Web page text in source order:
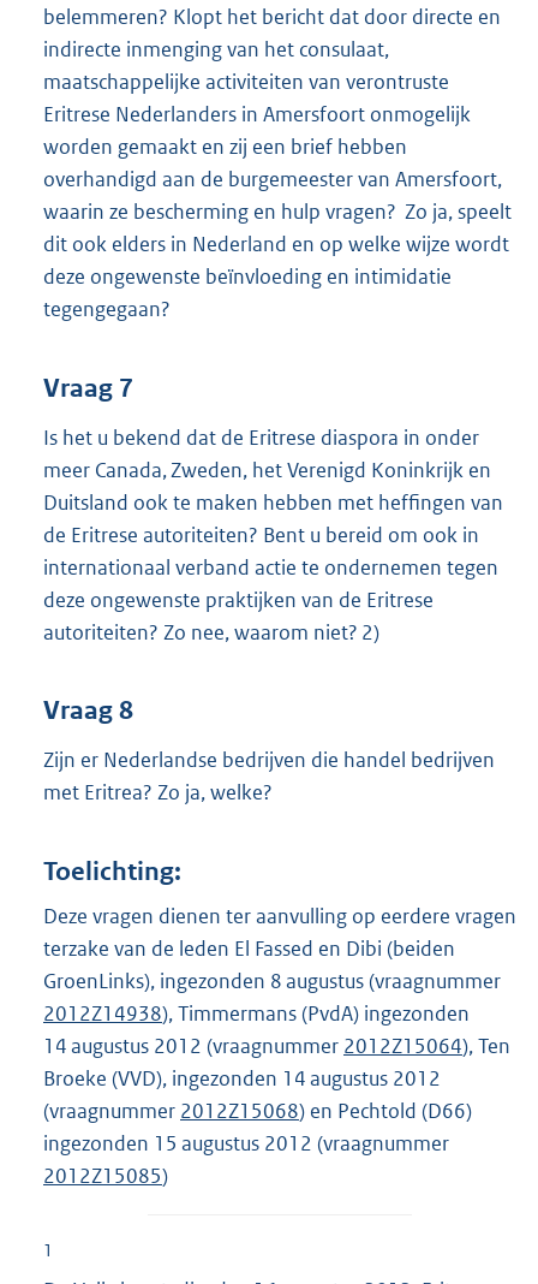
belemmeren? Klopt het bericht dat door directe en
indirecte inmenging van het consulaat,
maatschappelijke activiteiten van verontruste
Eritrese Nederlanders in Amersfoort onmogelijk
worden gemaakt en zij een brief hebben
overhandigd aan de burgemeester van Amersfoort,
waarin ze bescherming en hulp vragen? Zo ja, speelt
dit ook elders in Nederland en op welke wijze wordt
deze ongewenste beïnvloeding en intimidatie
tegengegaan?
Vraag 7
Is het u bekend dat de Eritrese diaspora in onder
meer Canada, Zweden, het Verenigd Koninkrijk en
Duitsland ook te maken hebben met heffingen van
de Eritrese autoriteiten? Bent u bereid om ook in
internationaal verband actie te ondernemen tegen
deze ongewenste praktijken van de Eritrese
autoriteiten? Zo nee, waarom niet? 2)
Vraag 8
Zijn er Nederlandse bedrijven die handel bedrijven
met Eritrea? Zo ja, welke?
Toelichting:
Deze vragen dienen ter aanvulling op eerdere vragen
terzake van de leden El Fassed en Dibi (beiden
GroenLinks), ingezonden 8 augustus (vraagnummer
2012Z14938), Timmermans (PvdA) ingezonden
14 augustus 2012 (vraagnummer 2012Z15064), Ten
Broeke (VVD), ingezonden 14 augustus 2012
(vraagnummer 2012Z15068) en Pechtold (D66)
ingezonden 15 augustus 2012 (vraagnummer
2012Z15085)
1